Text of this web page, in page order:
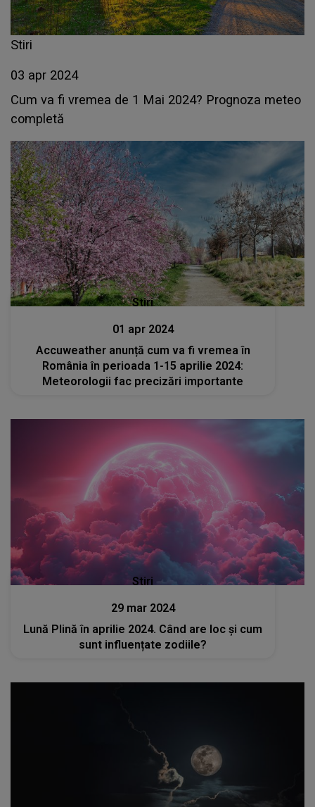
Stiri
03 apr 2024
Cum va fi vremea de 1 Mai 2024? Prognoza meteo
completă
Stiri
01 apr 2024
Accuweather anunță cum va fi vremea în
România în perioada 1-15 aprilie 2024:
Meteorologii fac precizări importante
Stiri
29 mar 2024
Lună Plină în aprilie 2024. Când are loc și cum
sunt influențate zodiile?